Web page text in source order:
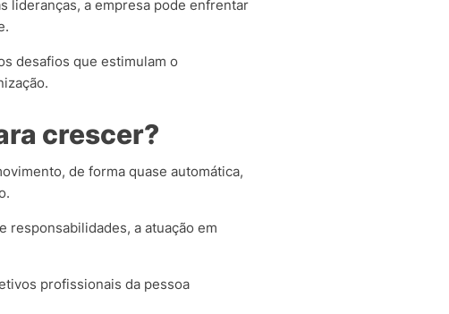
lideranças, a empresa pode enfrentar
desafios que estimulam o
crescer?
de forma quase automática,
responsabilidades, a atuação em
profissionais da pessoa